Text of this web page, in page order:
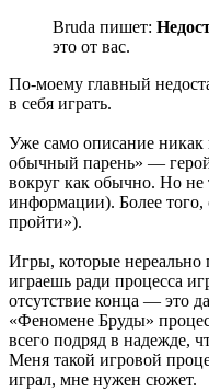
Bruda пишет:
это от вас.
По-моему главный
в себя играть.
Уже само описание никак
обычный парень» —
вокруг как обычно. Но
информации). Более того,
пройти»).
Игры, которые
играешь ради процесса
отсутствие конца — это
«Феномене Бруды»
всего подряд в надежде,
Меня такой игровой
играл, мне нужен сюжет.